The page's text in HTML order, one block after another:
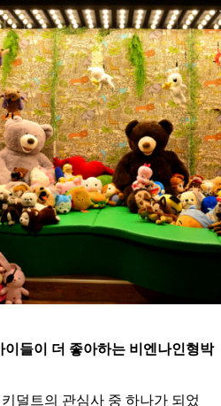
들이 더 좋아하는 비엔나인형박
덜트의 관심사 중 하나가 되었